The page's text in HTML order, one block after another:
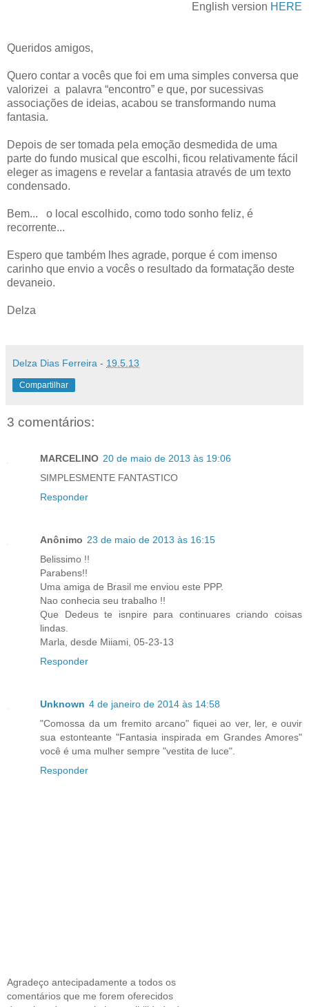
English version HERE
Queridos amigos,
Quero contar a vocês que foi em uma simples conversa que
valorizei a palavra “encontro” e que, por sucessivas
associações de ideias, acabou se transformando numa
fantasia.
Depois de ser tomada pela emoção desmedida de uma
parte do fundo musical que escolhi, ficou relativamente fácil
eleger as imagens e revelar a fantasia através de um texto
condensado.
Bem... o local escolhido, como todo sonho feliz, é
recorrente...
Espero que também lhes agrade, porque é com imenso
carinho que envio a vocês o resultado da formatação deste
devaneio.
Delza
Delza Dias Ferreira - 19.5.13
Compartilhar
3 comentários:
MARCELINO 20 de maio de 2013 às 19:06
SIMPLESMENTE FANTASTICO
Responder
Anônimo 23 de maio de 2013 às 16:15
Belissimo !!
Parabens!!
Uma amiga de Brasil me enviou este PPP.
Nao conhecia seu trabalho !!
Que Dedeus te isnpire para continuares criando coisas
lindas.
Marla, desde Miiami, 05-23-13
Responder
Unknown 4 de janeiro de 2014 às 14:58
"Comossa da um fremito arcano" fiquei ao ver, ler, e ouvir
sua estonteante "Fantasia inspirada em Grandes Amores"
você é uma mulher sempre "vestita de luce".
Responder
Agradeço antecipadamente a todos os
comentários que me forem oferecidos